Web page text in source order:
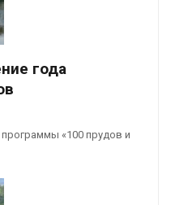
года
«100 прудов и